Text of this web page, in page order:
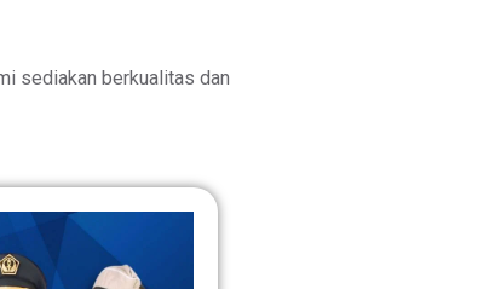
sediakan berkualitas dan